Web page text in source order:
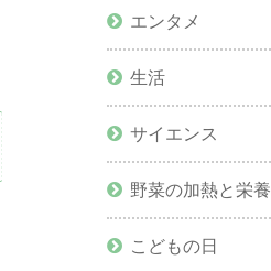
エンタメ
生活
サイエンス
野菜の加熱と栄養
こどもの日